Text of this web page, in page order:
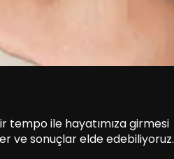
tempo ile hayatımıza girmesi
ve sonuçlar elde edebiliyoruz.